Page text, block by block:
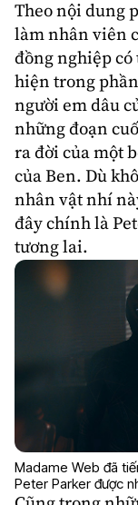
Theo nội dung
làm nhân viên
đồng nghiệp có
hiện trong
người em dâu
những đoạn
ra đời của một
của Ben. Dù
nhân vật nhí
đây chính là
tương lai.
Madame Web đã
Peter Parker được